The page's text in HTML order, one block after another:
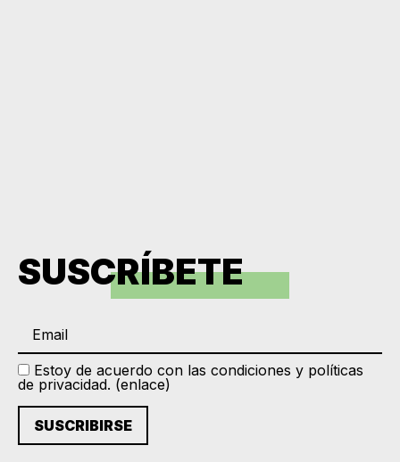
SUSCRÍBETE
Estoy de acuerdo con las condiciones y políticas
de privacidad. (enlace)